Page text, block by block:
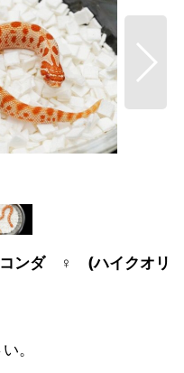
コンダ ♀ (ハイクオリ
。